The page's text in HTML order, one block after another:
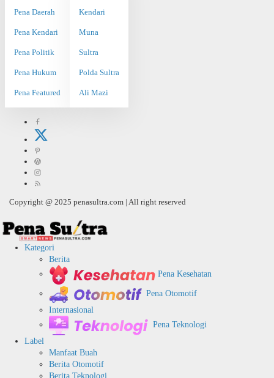
Pena Daerah
Pena Kendari
Pena Politik
Pena Hukum
Pena Featured
Kendari
Muna
Sultra
Polda Sultra
Ali Mazi
Copyright @ 2025 penasultra.com | All right reserved
Kategori
Berita
Pena Kesehatan
Pena Otomotif
Internasional
Pena Teknologi
Label
Manfaat Buah
Berita Otomotif
Berita Teknologi